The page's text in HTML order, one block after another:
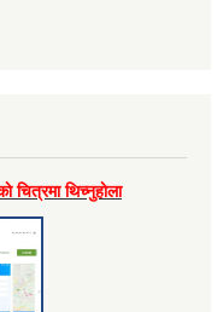
चित्रमा थिच्नुहाेला